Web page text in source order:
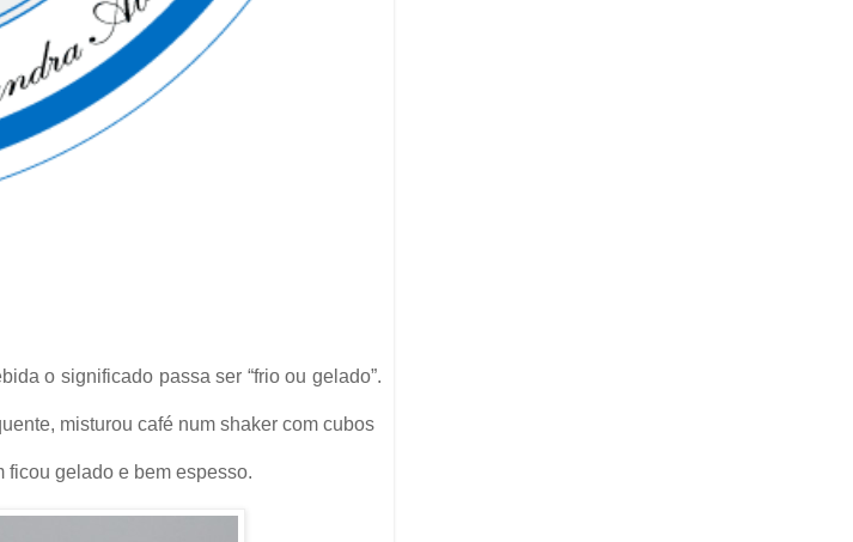
o significado passa ser “frio ou gelado”.
misturou café num shaker com cubos
ficou gelado e bem espesso.